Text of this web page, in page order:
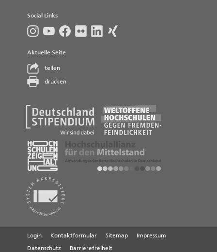
Social Links
Aktuelle Seite
teilen
drucken
Login Kontaktformular Sitemap
Impressum
Datenschutz
Barrierefreiheit